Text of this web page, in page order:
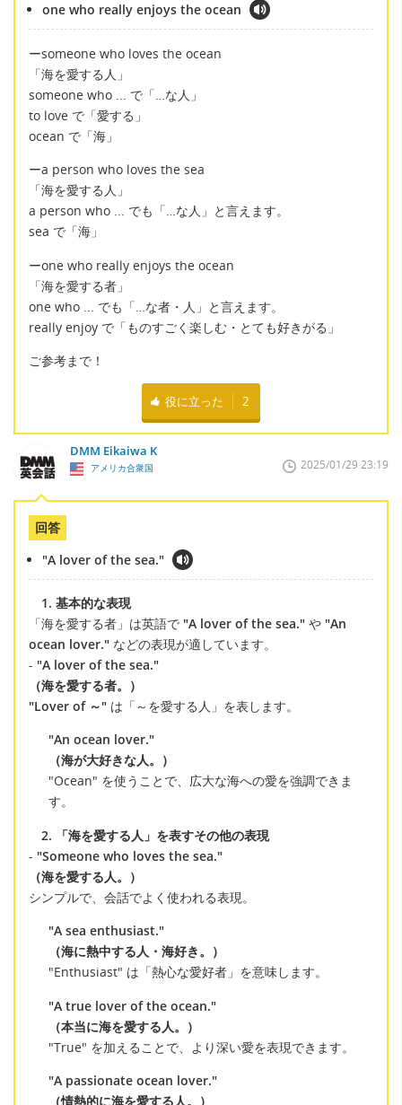
one who really enjoys the ocean
ーsomeone who loves the ocean
「海を愛する人」
someone who ... で「…な人」
to love で「愛する」
ocean で「海」
ーa person who loves the sea
「海を愛する人」
a person who ... でも「…な人」と言えます。
sea で「海」
ーone who really enjoys the ocean
「海を愛する者」
one who ... でも「…な者・人」と言えます。
really enjoy で「ものすごく楽しむ・とても好きがる」
ご参考まで！
役に立った 2
DMM Eikaiwa K
アメリカ合衆国 2025/01/29 23:19
回答
"A lover of the sea."
1. 基本的な表現
「海を愛する者」は英語で "A lover of the sea." や "An
ocean lover." などの表現が適しています。
- "A lover of the sea."
（海を愛する者。）
"Lover of ～" は「～を愛する人」を表します。
"An ocean lover."
（海が大好きな人。）
"Ocean" を使うことで、広大な海への愛を強調できま
す。
2. 「海を愛する人」を表すその他の表現
- "Someone who loves the sea."
（海を愛する人。）
シンプルで、会話でよく使われる表現。
"A sea enthusiast."
（海に熱中する人・海好き。）
"Enthusiast" は「熱心な愛好者」を意味します。
"A true lover of the ocean."
（本当に海を愛する人。）
"True" を加えることで、より深い愛を表現できます。
"A passionate ocean lover."
（情熱的に海を愛する人。）